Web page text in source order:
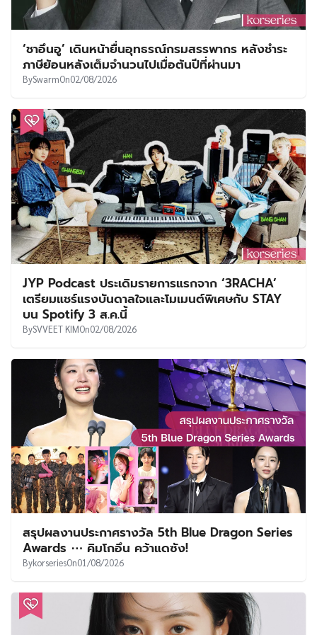
‘ชาอึนอู’ เดินหน้ายื่นอุทธรณ์กรมสรรพากร หลังชำระ
ภาษีย้อนหลังเต็มจำนวนไปเมื่อต้นปีที่ผ่านมา
BySwarmOn02/08/2026
JYP Podcast ประเดิมรายการแรกจาก ‘3RACHA’
เตรียมแชร์แรงบันดาลใจและโมเมนต์พิเศษกับ STAY
บน Spotify 3 ส.ค.นี้
BySVVEET KIMOn02/08/2026
สรุปผลงานประกาศรางวัล 5th Blue Dragon Series
Awards ⋯ คิมโกอึน คว้าแดซัง!
BykorseriesOn01/08/2026